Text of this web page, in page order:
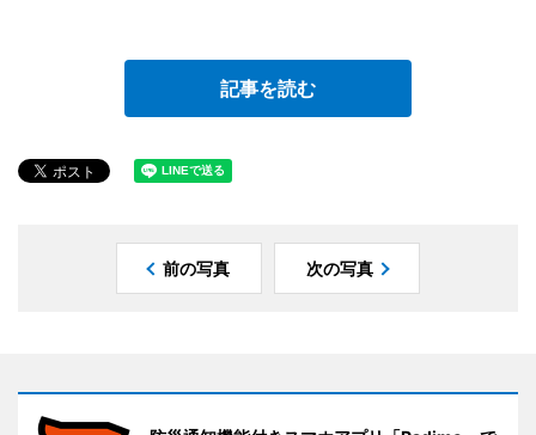
記事を読む
前の写真 次の写真